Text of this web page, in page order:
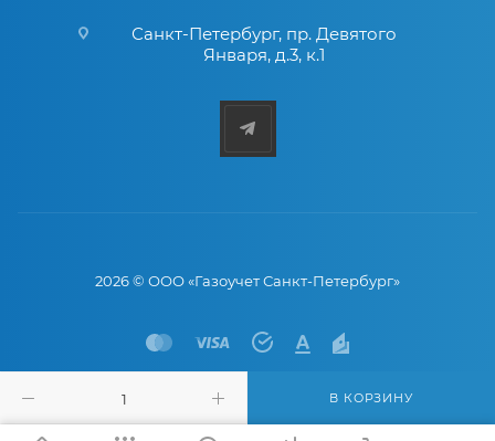
В КОРЗИНУ
Санкт-Петербург, пр. Девятого
Января, д.3, к.1
2026 © ООО «Газоучет Санкт-Петербург»